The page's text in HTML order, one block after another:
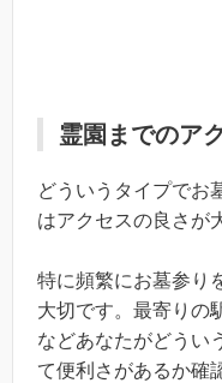
霊園までのア
どういうタイプでお
はアクセスの良さが
特に頻繁にお墓参り
大切です。最寄りの
などあなたがどうい
て便利さがあるか確